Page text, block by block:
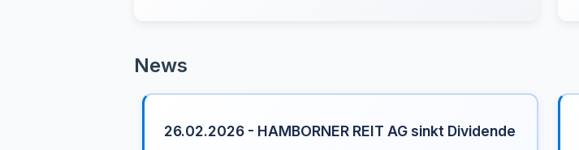
News
26.02.2026 - HAMBORNER REIT AG sinkt Dividende